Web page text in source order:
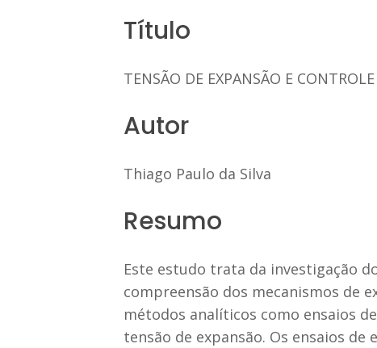
Título
TENSÃO DE EXPANSÃO E
Autor
Thiago Paulo da Silva
Resumo
Este estudo trata da investigação
compreensão dos mecanismos de
métodos analíticos como ensaios
tensão de expansão. Os ensaios